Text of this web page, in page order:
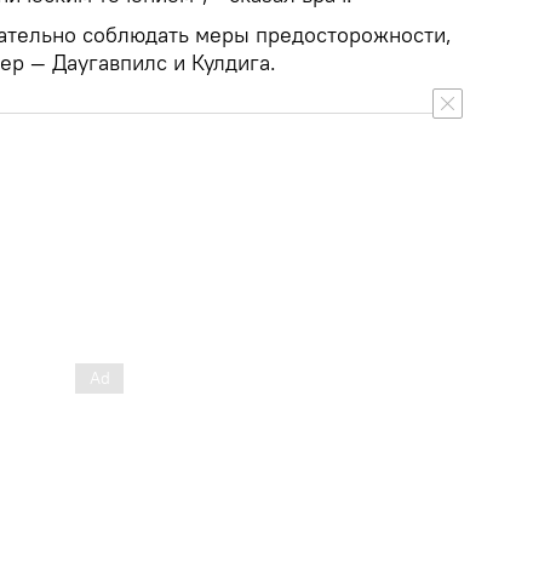
соблюдать меры предосторожности,
— Даугавпилс и Кулдига.